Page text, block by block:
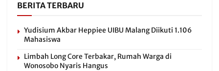
BERITA TERBARU
Yudisium Akbar Heppiee UIBU Malang Diikuti 1.106
Mahasiswa
Limbah Long Core Terbakar, Rumah Warga di
Wonosobo Nyaris Hangus